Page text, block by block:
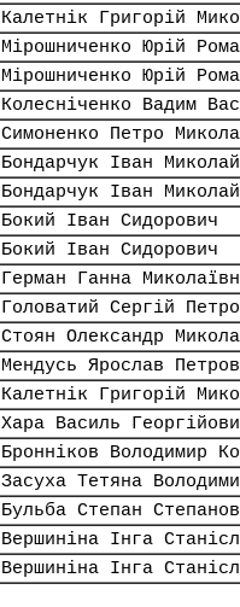
Калетнік Григорій
Мірошниченко Юрій
Мірошниченко Юрій
Колесніченко Вадим
Симоненко Петро
Бондарчук Іван
Бондарчук Іван
Бокий Іван Сидорович
Бокий Іван Сидорович
Герман Ганна
Головатий Сергій
Стоян Олександр
Мендусь Ярослав
Калетнік Григорій
Хара Василь
Бронніков Володимир
Засуха Тетяна
Бульба Степан
Вершиніна Інга
Вершиніна Інга